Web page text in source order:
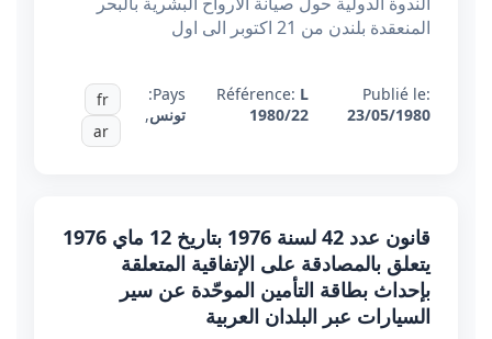
المنعقدة بلندن من 21 اكتوبر الى اول
Publié le:
23/05/1980
Référence: L
1980/22
Pays:
تونس,
fr
ar
قانون عدد 42 لسنة 1976 بتاريخ 12 ماي 1976
يتعلق بالمصادقة على الإتفاقية المتعلقة
بإحداث بطاقة التأمين الموحّدة عن سير
السيارات عبر البلدان العربية